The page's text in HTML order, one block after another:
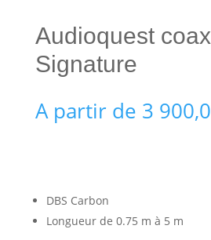
Audioquest
Signature
A partir de 3
DBS Carbon
Longueur de 0.75 m à 5 m